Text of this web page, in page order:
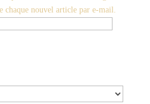
nouvel article par e-mail.